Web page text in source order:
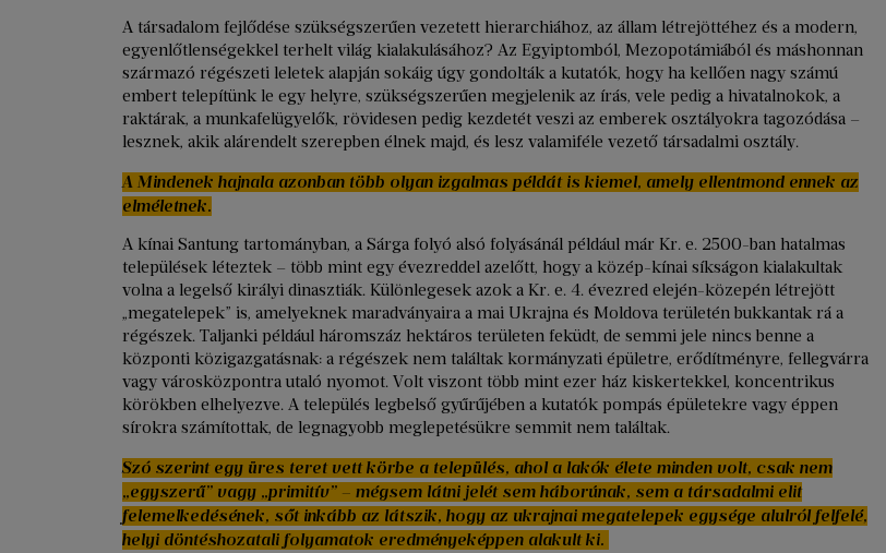
A társadalom fejlődése szükségszerűen vezetett hierarchiához, az állam létrejöttéhez és a modern,
egyenlőtlenségekkel terhelt világ kialakulásához? Az Egyiptomból, Mezopotámiából és máshonnan
származó régészeti leletek alapján sokáig úgy gondolták a kutatók, hogy ha kellően nagy számú
embert telepítünk le egy helyre, szükségszerűen megjelenik az írás, vele pedig a hivatalnokok, a
raktárak, a munkafelügyelők, rövidesen pedig kezdetét veszi az emberek osztályokra tagozódása –
lesznek, akik alárendelt szerepben élnek majd, és lesz valamiféle vezető társadalmi osztály.
A Mindenek hajnala azonban több olyan izgalmas példát is kiemel, amely ellentmond ennek az
elméletnek.
A kínai Santung tartományban, a Sárga folyó alsó folyásánál például már Kr. e. 2500-ban hatalmas
települések léteztek – több mint egy évezreddel azelőtt, hogy a közép-kínai síkságon kialakultak
volna a legelső királyi dinasztiák. Különlegesek azok a Kr. e. 4. évezred elején-közepén létrejött
„megatelepek” is, amelyeknek maradványaira a mai Ukrajna és Moldova területén bukkantak rá a
régészek. Taljanki például háromszáz hektáros területen feküdt, de semmi jele nincs benne a
központi közigazgatásnak: a régészek nem találtak kormányzati épületre, erődítményre, fellegvárra
vagy városközpontra utaló nyomot. Volt viszont több mint ezer ház kiskertekkel, koncentrikus
körökben elhelyezve. A település legbelső gyűrűjében a kutatók pompás épületekre vagy éppen
sírokra számítottak, de legnagyobb meglepetésükre semmit nem találtak.
Szó szerint egy üres teret vett körbe a település, ahol a lakók élete minden volt, csak nem
„egyszerű” vagy „primitív” – mégsem látni jelét sem háborúnak, sem a társadalmi elit
felemelkedésének, sőt inkább az látszik, hogy az ukrajnai megatelepek egysége alulról felfelé,
helyi döntéshozatali folyamatok eredményeképpen alakult ki.